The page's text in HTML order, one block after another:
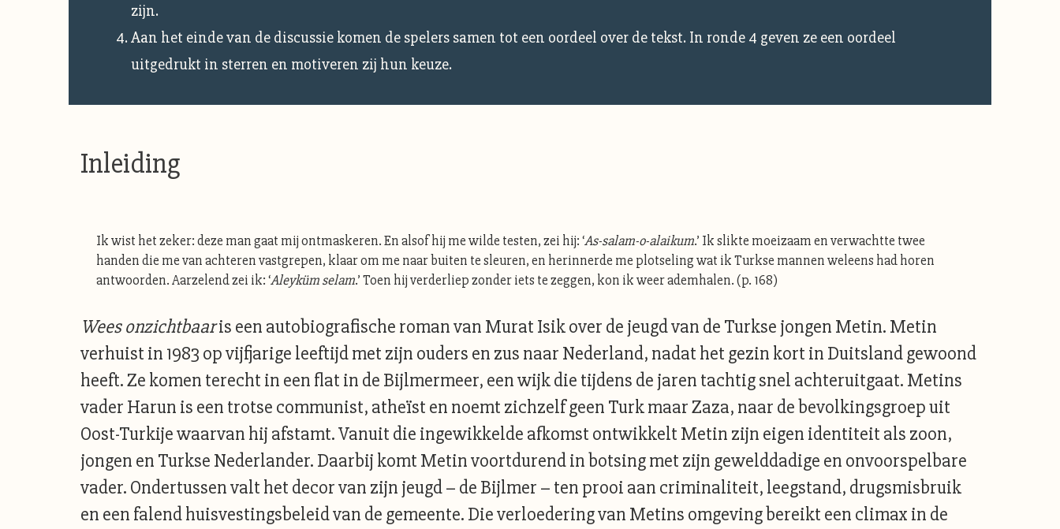
zijn.
Aan het einde van de discussie komen de spelers samen tot een oordeel over de tekst. In ronde 4 geven ze een oordeel
uitgedrukt in sterren en motiveren zij hun keuze.
Inleiding
Ik wist het zeker: deze man gaat mij ontmaskeren. En alsof hij me wilde testen, zei hij: ‘As-salam-o-alaikum.’ Ik slikte moeizaam en verwachtte twee
handen die me van achteren vastgrepen, klaar om me naar buiten te sleuren, en herinnerde me plotseling wat ik Turkse mannen weleens had horen
antwoorden. Aarzelend zei ik: ‘Aleyküm selam.’ Toen hij verderliep zonder iets te zeggen, kon ik weer ademhalen. (p. 168)
Weesonzichtbaaris een autobiografische roman van Murat Isik over de jeugd van de Turkse jongen Metin. Metin
verhuist in 1983 op vijfjarige leeftijd met zijn ouders en zus naar Nederland, nadat het gezin kort in Duitsland gewoond
heeft. Ze komen terecht in een flat in de Bijlmermeer, een wijk die tijdens de jaren tachtig snel achteruitgaat. Metins
vader Harun is een trotse communist, atheïst en noemt zichzelf geen Turk maar Zaza, naar de bevolkingsgroep uit
Oost-Turkije waarvan hij afstamt. Vanuit die ingewikkelde afkomst ontwikkelt Metin zijn eigen identiteit als zoon,
jongen en Turkse Nederlander. Daarbij komt Metin voortdurend in botsing met zijn gewelddadige en onvoorspelbare
vader. Ondertussen valt het decor van zijn jeugd – de Bijlmer – ten prooi aan criminaliteit, leegstand, drugsmisbruik
en een falend huisvestingsbeleid van de gemeente. Die verloedering van Metins omgeving bereikt een climax in de